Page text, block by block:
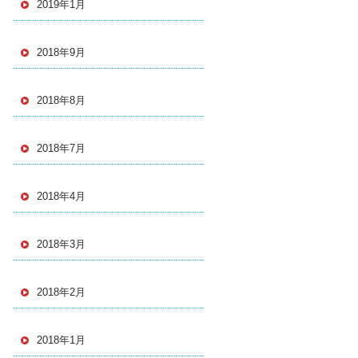
2019年1月
2018年9月
2018年8月
2018年7月
2018年4月
2018年3月
2018年2月
2018年1月